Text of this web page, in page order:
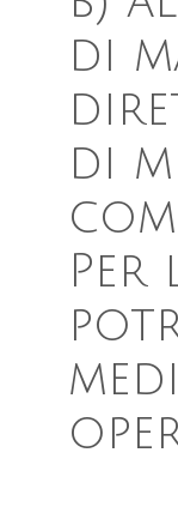
di
di
Per